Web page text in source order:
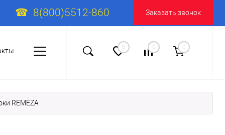
8(800)5512-860 Заказать звонок
0 0 0
REMEZA